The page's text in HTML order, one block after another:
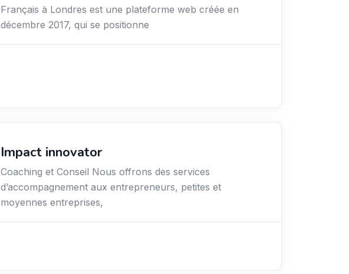
Français à Londres est une plateforme web créée en
décembre 2017, qui se positionne
Impact innovator
Coaching et Conseil Nous offrons des services
d’accompagnement aux entrepreneurs, petites et
moyennes entreprises,